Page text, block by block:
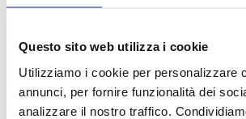
Questo sito web utilizza i cookie
Utilizziamo i cookie per personalizzare
annunci, per fornire funzionalità dei
analizzare il nostro traffico.
Il “Modulo CAI”